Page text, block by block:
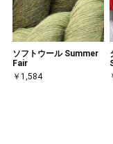
ソフトウール Summer
Fair
￥1,584